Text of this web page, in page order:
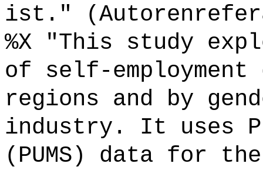
ist."
%X "This study
of self-employment
regions and by
industry. It uses
(PUMS) data for